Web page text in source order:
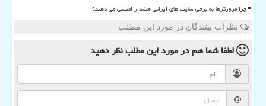
چرا مرورگرها به برخی سایت های ایرانی هشدار امنیتی می دهند؟
نظرات بینندگان در مورد این مطلب
لطفا شما همدر مورد این مطلبنظر دهید